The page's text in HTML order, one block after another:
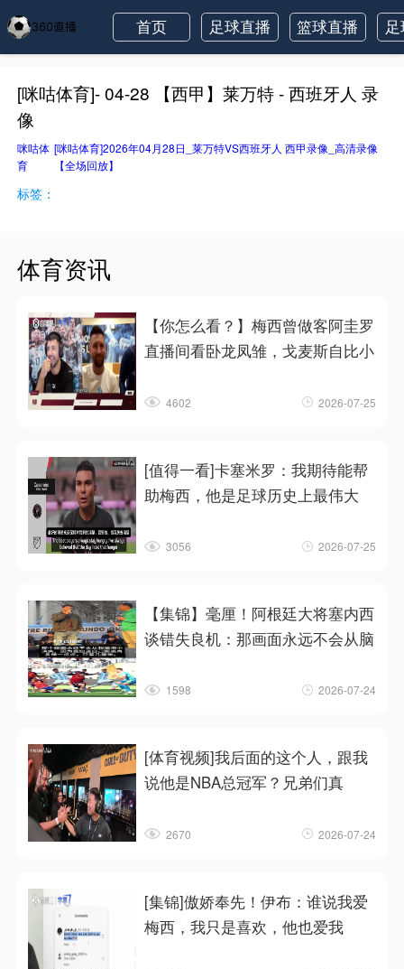
首页 足球直播 篮球直播
[咪咕体育]- 04-28 【西甲】莱万特 - 西班牙人 录
像
咪咕体
育
[咪咕体育]2026年04月28日_莱万特VS西班牙人 西甲录像_高清录像
【全场回放】
标签：
体育资讯
【你怎么看？】梅西曾做客阿圭罗
直播间看卧龙凤雏，戈麦斯自比小
4602 2026-07-25
[值得一看]卡塞米罗：我期待能帮
助梅西，他是足球历史上最伟大
3056 2026-07-25
【集锦】毫厘！阿根廷大将塞内西
谈错失良机：那画面永远不会从脑
1598 2026-07-24
[体育视频]我后面的这个人，跟我
说他是NBA总冠军？兄弟们真
2670 2026-07-24
[集锦]傲娇奉先！伊布：谁说我爱
梅西，我只是喜欢，他也爱我